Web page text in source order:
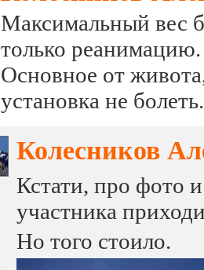
Максимальный вес
только
Основное от
установка не
Колесников
Кстати, про фото
участника
Но того стоило.